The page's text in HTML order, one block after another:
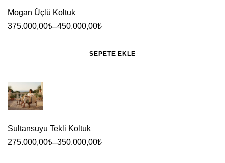
varyasyonu
var.
seçilebilir
Mogan Üçlü Koltuk
375.000,00₺–450.000,00₺
SEPETE EKLE
ürünün
birden
varyasyonu
var.
Sultansuyu Tekli Koltuk
275.000,00₺–350.000,00₺